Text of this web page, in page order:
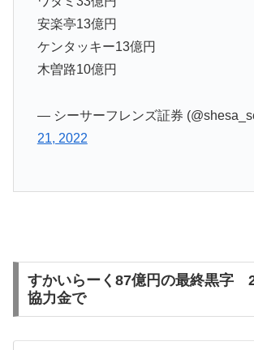
安楽亭13億円
ケンタッキー13億円
木曽路10億円
— シーサーフレンズ証券
21, 2022
すかいらーく87億円の最終黒字
協力金で